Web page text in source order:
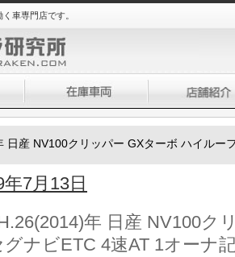
車専門店です。
日産 NV100クリッパー GXターボ ハイルー
年7月13日
年 日産 NV100ク
ナビETC 4速AT 1オーナ